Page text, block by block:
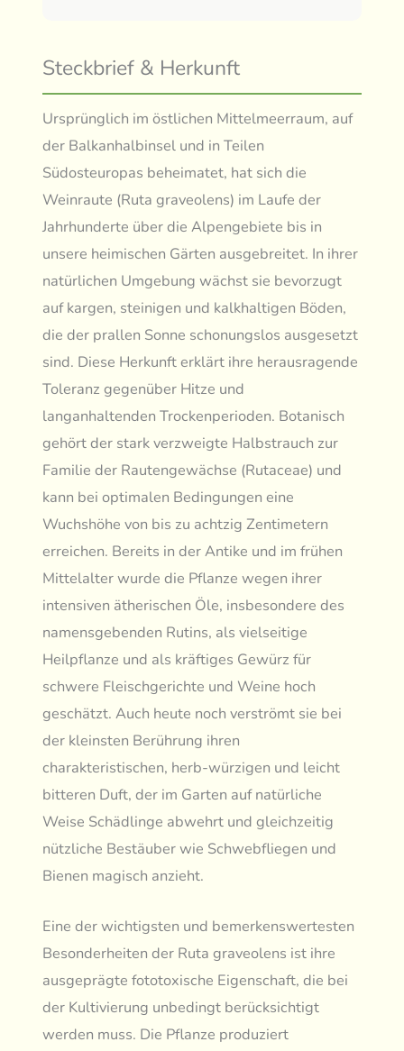
Steckbrief & Herkunft
Ursprünglich im östlichen Mittelmeerraum, auf
der Balkanhalbinsel und in Teilen
Südosteuropas beheimatet, hat sich die
Weinraute (Ruta graveolens) im Laufe der
Jahrhunderte über die Alpengebiete bis in
unsere heimischen Gärten ausgebreitet. In ihrer
natürlichen Umgebung wächst sie bevorzugt
auf kargen, steinigen und kalkhaltigen Böden,
die der prallen Sonne schonungslos ausgesetzt
sind. Diese Herkunft erklärt ihre herausragende
Toleranz gegenüber Hitze und
langanhaltenden Trockenperioden. Botanisch
gehört der stark verzweigte Halbstrauch zur
Familie der Rautengewächse (Rutaceae) und
kann bei optimalen Bedingungen eine
Wuchshöhe von bis zu achtzig Zentimetern
erreichen. Bereits in der Antike und im frühen
Mittelalter wurde die Pflanze wegen ihrer
intensiven ätherischen Öle, insbesondere des
namensgebenden Rutins, als vielseitige
Heilpflanze und als kräftiges Gewürz für
schwere Fleischgerichte und Weine hoch
geschätzt. Auch heute noch verströmt sie bei
der kleinsten Berührung ihren
charakteristischen, herb-würzigen und leicht
bitteren Duft, der im Garten auf natürliche
Weise Schädlinge abwehrt und gleichzeitig
nützliche Bestäuber wie Schwebfliegen und
Bienen magisch anzieht.
Eine der wichtigsten und bemerkenswertesten
Besonderheiten der Ruta graveolens ist ihre
ausgeprägte fototoxische Eigenschaft, die bei
der Kultivierung unbedingt berücksichtigt
werden muss. Die Pflanze produziert